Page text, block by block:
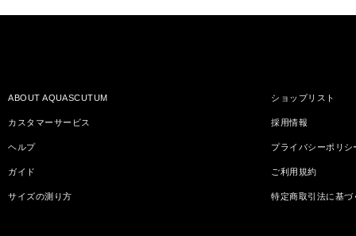
ABOUT AQUASCUTUM
カスタマーサービス
ヘルプ
ガイド
サイズの測り方
ショップリスト
採用情報
プライバシーポリシ
ご利用規約
特定商取引法に基づ